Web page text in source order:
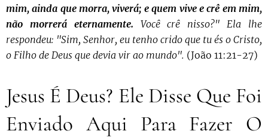
mim, ainda que morra, viverá; e quem vive e crê em mim,
não morrerá eternamente. Você crê nisso?" Ela lhe
respondeu: "Sim, Senhor, eu tenho crido que tu és o Cristo,
o Filho de Deus que devia vir ao mundo". (João 11:21-27)
Jesus É Deus? Ele Disse Que Foi
Enviado Aqui Para Fazer O